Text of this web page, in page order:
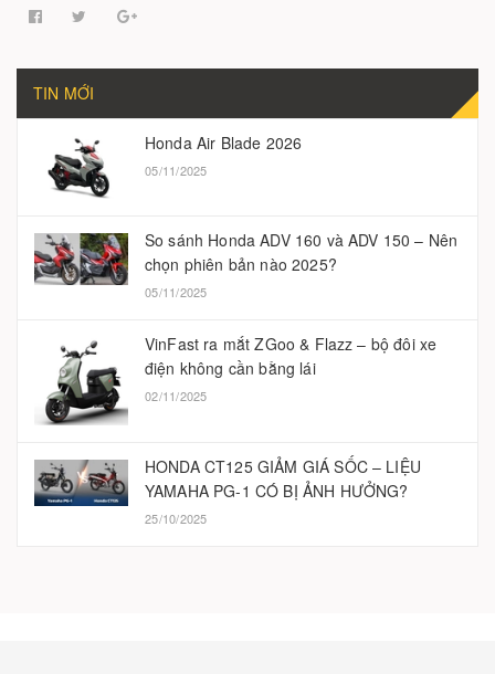
TIN MỚI
Honda Air Blade 2026
05/11/2025
So sánh Honda ADV 160 và ADV 150 – Nên
chọn phiên bản nào 2025?
05/11/2025
VinFast ra mắt ZGoo & Flazz – bộ đôi xe
điện không cần bằng lái
02/11/2025
HONDA CT125 GIẢM GIÁ SỐC – LIỆU
YAMAHA PG-1 CÓ BỊ ẢNH HƯỞNG?
25/10/2025